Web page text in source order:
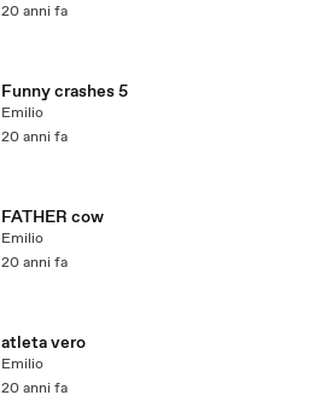
20 anni fa
Funny crashes 5
Emilio
20 anni fa
FATHER cow
Emilio
20 anni fa
atleta vero
Emilio
20 anni fa